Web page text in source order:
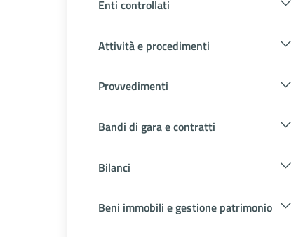
Enti controllati
Attività e procedimenti
Provvedimenti
Bandi di gara e contratti
Bilanci
Beni immobili e gestione patrimonio